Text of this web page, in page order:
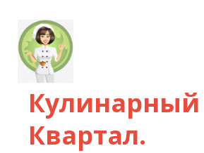
Кулинарный
Квартал.